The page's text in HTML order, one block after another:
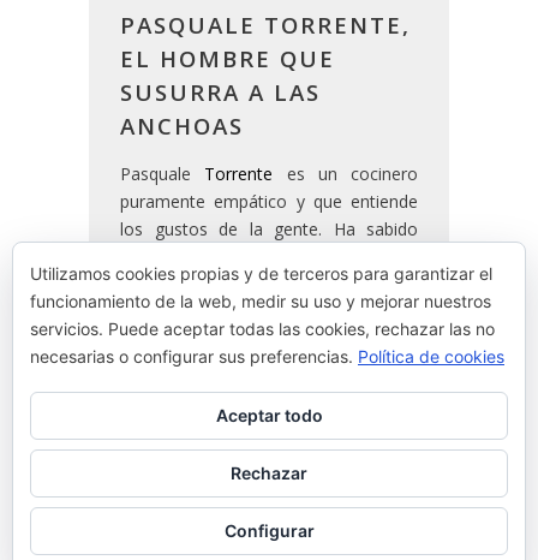
PASQUALE TORRENTE,
EL HOMBRE QUE
SUSURRA A LAS
ANCHOAS
Pasquale Torrente es un cocinero
puramente empático y que entiende
los gustos de la gente. Ha sabido
pueblo un gran negocio apoyándose
solo en lo que conoce: la cultura del
mar.
READ MORE
Utilizamos cookies propias y de terceros para garantizar el
funcionamiento de la web, medir su uso y mejorar nuestros
servicios. Puede aceptar todas las cookies, rechazar las no
necesarias o configurar sus preferencias. Política de cookies
Aceptar todo
Rechazar
Configurar